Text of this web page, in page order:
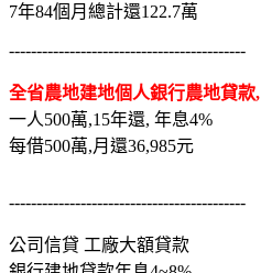
7年84個月總計還122.7萬
-------------------------------------------
全省農地建地個人銀行農地貸款,
一人500萬,15年還, 年息4%
每借500萬,月還36,985元
-------------------------------------------
公司信貸 工廠大額貸款